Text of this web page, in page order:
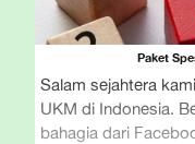
Paket
Salam sejahtera
UKM di Indonesia.
bahagia dari